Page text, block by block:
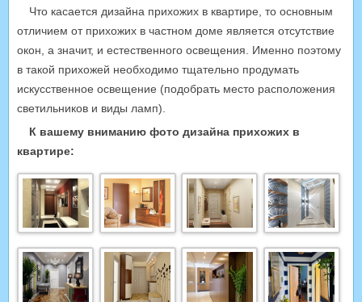
Что касается дизайна прихожих в квартире, то основным
отличием от прихожих в частном доме является отсутствие
окон, а значит, и естественного освещения. Именно поэтому
в такой прихожей необходимо тщательно продумать
искусственное освещение (подобрать место расположения
светильников и виды ламп).
К вашему вниманию фото дизайна прихожих в
квартире: